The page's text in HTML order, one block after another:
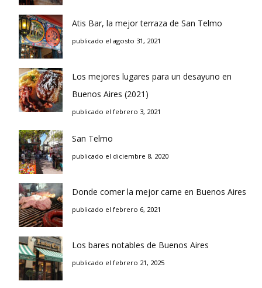
Atis Bar, la mejor terraza de San Telmo
publicado el agosto 31, 2021
Los mejores lugares para un desayuno en
Buenos Aires (2021)
publicado el febrero 3, 2021
San Telmo
publicado el diciembre 8, 2020
Donde comer la mejor carne en Buenos Aires
publicado el febrero 6, 2021
Los bares notables de Buenos Aires
publicado el febrero 21, 2025